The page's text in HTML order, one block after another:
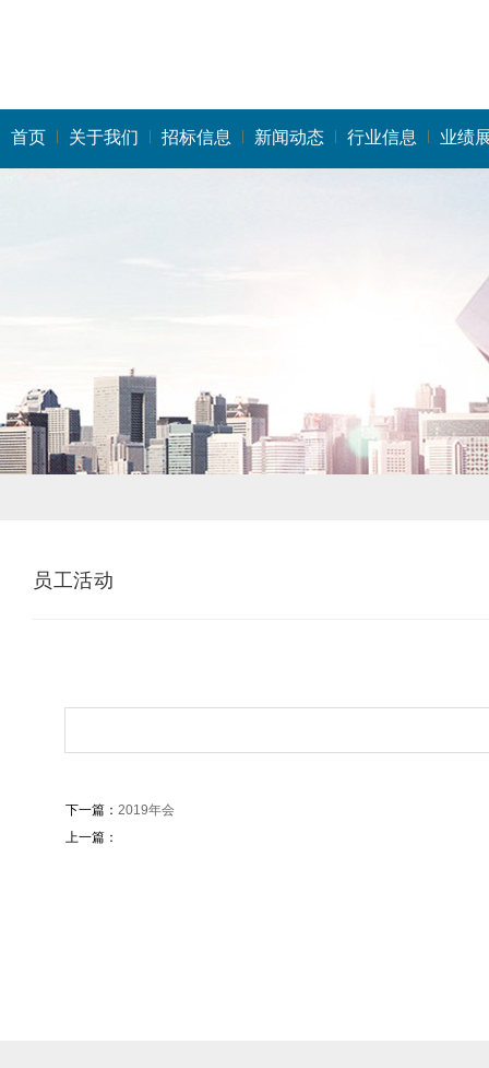
首页 关于我们 招标信息 新闻动态 行业信息 业绩
员工活动
下一篇： 2019年会
上一篇：